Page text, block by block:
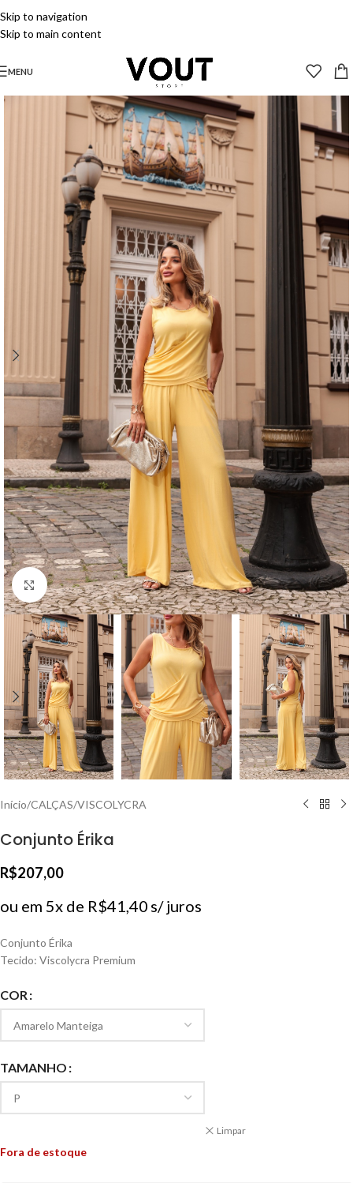
Skip to navigation
Skip to main content
MENU
Click to enlarge
Início/CALÇAS/VISCOLYCRA
Conjunto Érika
R$207,00
ou em 5x de R$41,40 s/ juros
Conjunto Érika
Tecido: Viscolycra Premium
COR
TAMANHO
Limpar
Fora de estoque